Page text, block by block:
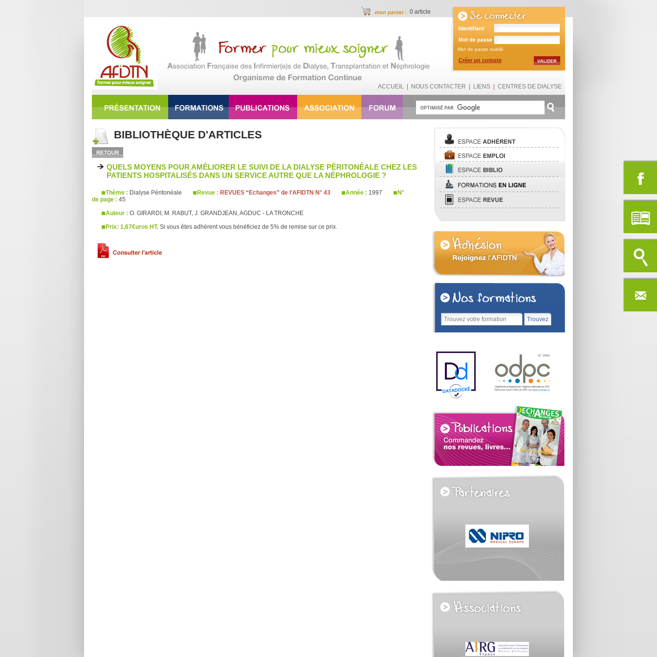
0 article
Mot de passe oublié
Créer un compte
ACCUEIL NOUS CONTACTER LIENS CENTRES DE DIALYSE
BIBLIOTHÈQUE D'ARTICLES
QUELS MOYENS POUR AMÉLIORER LE SUIVI DE LA DIALYSE PÉRITONÉALE CHEZ LES
PATIENTS HOSPITALISÉS DANS UN SERVICE AUTRE QUE LA NÉPHROLOGIE ?
Thème : Dialyse Péritonéale Revue : REVUES “Echanges” de l’AFIDTN N° 43 Année : 1997
N°
de page : 45
Auteur : O. GIRARDI, M. RABUT, J. GRANDJEAN, AGDUC - LA TRONCHE
Prix: 1,67€uros HT. Si vous êtes adhérent vous bénéficiez de 5% de remise sur ce prix.